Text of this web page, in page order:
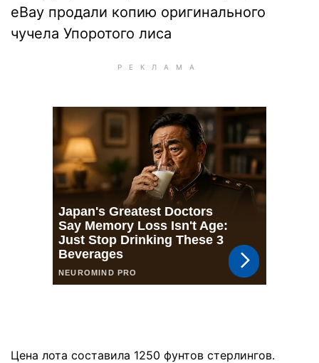
eBay продали копию оригинального
чучела Упоротого лиса
Цена лота составила 1250 фунтов стерлингов.